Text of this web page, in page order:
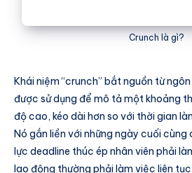
Crunch là gì?
Khái niệm “crunch” bắt nguồn từ
được sử dụng để mô tả một khoảng
độ cao, kéo dài hơn so với thời gian
Nó gắn liền với những ngày cuối cùng
lực deadline thúc ép nhân viên phải
lao động thường phải làm việc liên